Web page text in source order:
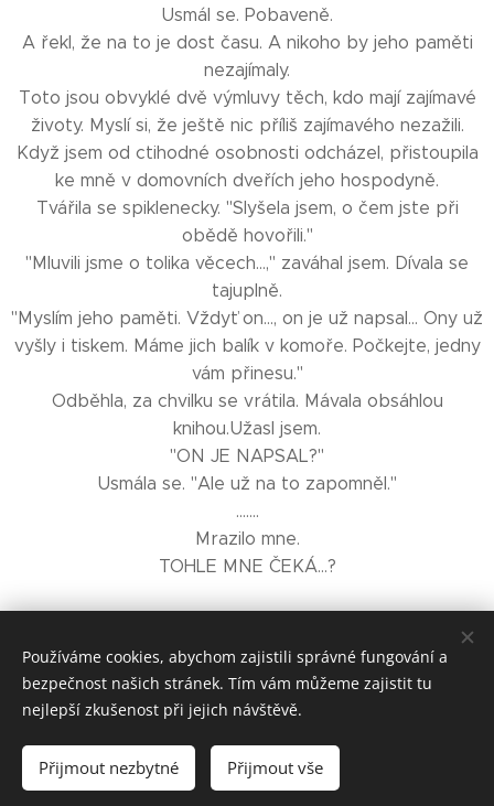
Usmál se. Pobaveně.
A řekl, že na to je dost času. A nikoho by jeho paměti
nezajímaly.
Toto jsou obvyklé dvě výmluvy těch, kdo mají zajímavé
životy. Myslí si, že ještě nic příliš zajímavého nezažili.
Když jsem od ctihodné osobnosti odcházel, přistoupila
ke mně v domovních dveřích jeho hospodyně.
Tvářila se spiklenecky. "Slyšela jsem, o čem jste při
obědě hovořili."
"Mluvili jsme o tolika věcech...," zaváhal jsem. Dívala se
tajuplně.
"Myslím jeho paměti. Vždyť on..., on je už napsal... Ony už
vyšly i tiskem. Máme jich balík v komoře. Počkejte, jedny
vám přinesu."
Odběhla, za chvilku se vrátila. Mávala obsáhlou
knihou.Užasl jsem.
"ON JE NAPSAL?"
Usmála se. "Ale už na to zapomněl."
.......
Mrazilo mne.
TOHLE MNE ČEKÁ...?
Kdo má knížky, má domov. Kdo má knížky, není sám.
Institut Eduarda a Martina Petišky
FB
Martin Petiška
Vytvořeno službou
Webnode
Používáme cookies, abychom zajistili správné fungování a
bezpečnost našich stránek. Tím vám můžeme zajistit tu
nejlepší zkušenost při jejich návštěvě.
Přijmout nezbytné Přijmout vše